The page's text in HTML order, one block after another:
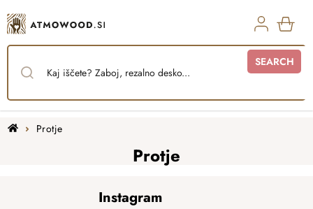
to
content
SEARCH
HomeProtje
Protje
Instagram